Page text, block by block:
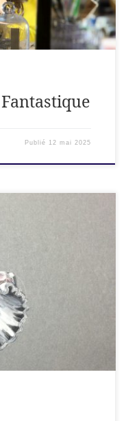
Publié 12 mai 2025
ce que les patrons
qui guidera
du bijou. »
conservation à La
en 2018.